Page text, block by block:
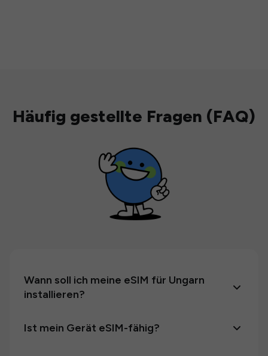
Häufig gestellte Fragen (FAQ)
Wann soll ich meine eSIM für Ungarn
installieren?
Ist mein Gerät eSIM-fähig?